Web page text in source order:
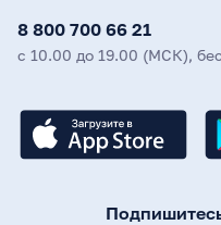
8 800 700 66 21
с 10.00 до 19.00 (МСК),